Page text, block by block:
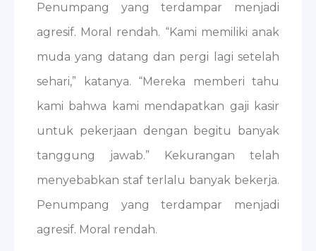
Penumpang yang terdampar menjadi
agresif. Moral rendah. “Kami memiliki anak
muda yang datang dan pergi lagi setelah
sehari,” katanya. “Mereka memberi tahu
kami bahwa kami mendapatkan gaji kasir
untuk pekerjaan dengan begitu banyak
tanggung jawab.” Kekurangan telah
menyebabkan staf terlalu banyak bekerja.
Penumpang yang terdampar menjadi
agresif. Moral rendah.